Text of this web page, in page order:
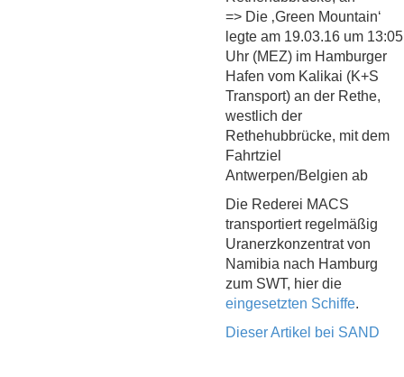
=> Die ‚Green Mountain‘
legte am 19.03.16 um 13:05
Uhr (MEZ) im Hamburger
Hafen vom Kalikai (K+S
Transport) an der Rethe,
westlich der
Rethehubbrücke, mit dem
Fahrtziel
Antwerpen/Belgien ab
Die Rederei MACS
transportiert regelmäßig
Uranerzkonzentrat von
Namibia nach Hamburg
zum SWT, hier die
eingesetzten Schiffe.
Dieser Artikel bei SAND